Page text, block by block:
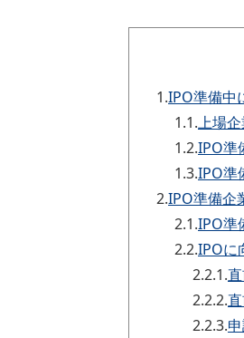
1.IPO準備中
1.1.上場
1.2.IPO準
1.3.IPO準
2.IPO準備企
2.1.IPO準
2.2.IPOに
2.2.1.
2.2.2.
2.2.3.